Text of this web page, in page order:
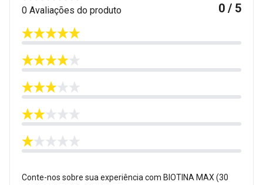
0 Avaliações do produto 0 / 5
Conte-nos sobre sua experiência com BIOTINA MAX (30